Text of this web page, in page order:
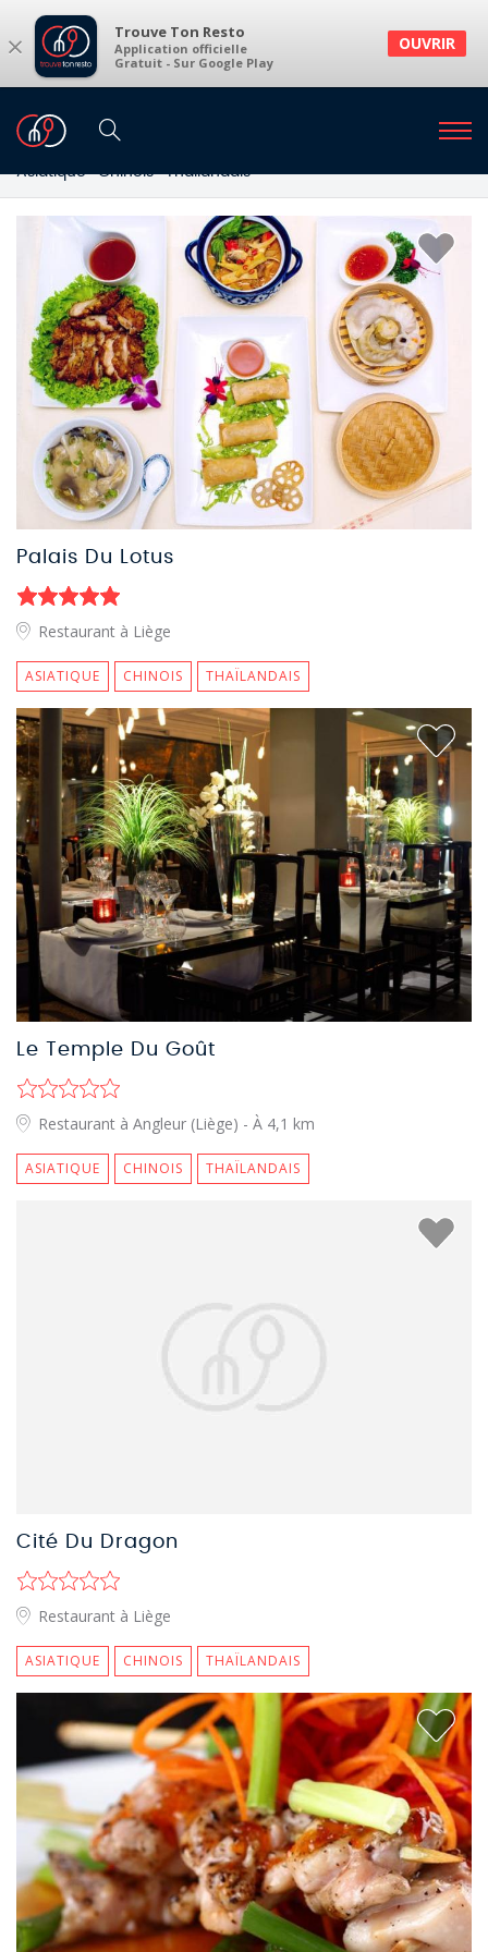
× Trouve Ton Resto
Application officielle
Gratuit - Sur Google Play
OUVRIR
Restaurants
Restaurants à Liège et environs
Asiatique · Chinois · Thaïlandais
Palais Du Lotus
Restaurant à Liège
ASIATIQUE CHINOIS THAÏLANDAIS
Le Temple Du Goût
Restaurant à Angleur (Liège) - À 4,1 km
ASIATIQUE CHINOIS THAÏLANDAIS
Cité Du Dragon
Restaurant à Liège
ASIATIQUE CHINOIS THAÏLANDAIS